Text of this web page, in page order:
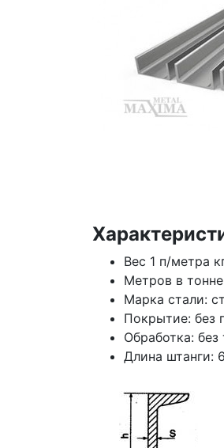
Вес 1 п/метра
Метров в
Марка стали:
Покрытие: без
Обработка:
Длина штанги: